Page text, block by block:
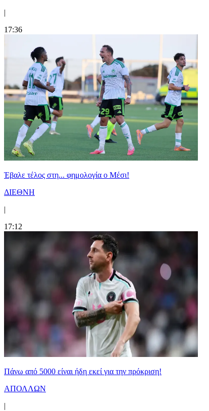
|
17:36
Έβαλε τέλος στη... φημολογία o Μέσι!
ΔΙΕΘΝΗ
|
17:12
Πάνω από 5000 είναι ήδη εκεί για την πρόκριση!
ΑΠΟΛΛΩΝ
|